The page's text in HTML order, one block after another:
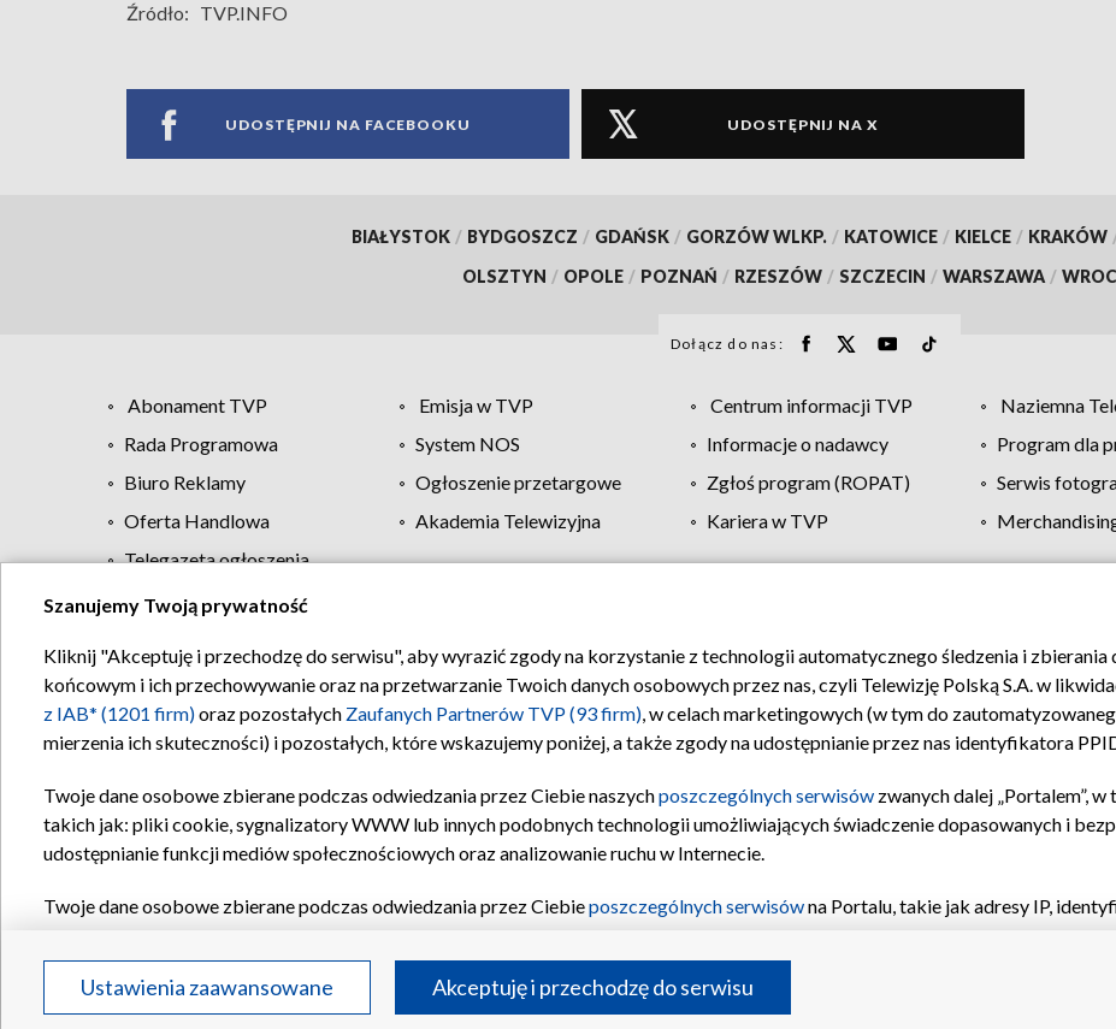
Źródło: TVP.INFO
UDOSTĘPNIJ NA FACEBOOKU UDOSTĘPNIJ NA X
BIAŁYSTOK / BYDGOSZCZ / GDAŃSK / GORZÓW WLKP. / KATOWICE / KIELCE / KRAKÓW
OLSZTYN / OPOLE / POZNAŃ / RZESZÓW / SZCZECIN / WARSZAWA /
Dołącz do nas:
Abonament TVP Emisja w TVP Centrum informacji TVP Naziemna
Rada Programowa
System NOS Informacje o nadawcy
Program dla
Biuro Reklamy
Ogłoszenie przetargowe Zgłoś program (ROPAT)
Serwis
Oferta Handlowa
Akademia Telewizyjna Kariera w TVP
Telegazeta ogłoszenia
Regulamin TVP Polityka prywatności Moje zgody Pomoc Biuro
Szanujemy Twoją prywatność
Kliknij "Akceptuję i przechodzę do serwisu", aby wyrazić zgody na korzystanie z technologii automatycznego śledzenia i
końcowym i ich przechowywanie oraz na przetwarzanie Twoich danych osobowych przez nas, czyli Telewizję Polską S.A. w
z IAB* (1201 firm)oraz pozostałych Zaufanych Partnerów TVP (93 firm), w celach marketingowych (w tym do
mierzenia ich skuteczności) i pozostałych, które wskazujemy poniżej, a także zgody na udostępnianie przez nas identyfikatora
Twoje dane osobowe zbierane podczas odwiedzania przez Ciebie naszychposzczególnych serwisów zwanych dalej „Portalem”,
takich jak: pliki cookie, sygnalizatory WWW lub innych podobnych technologii umożliwiających świadczenie dopasowanych i
udostępnianie funkcji mediów społecznościowych oraz analizowanie ruchu w Internecie.
Twoje dane osobowe zbierane podczas odwiedzania przez Ciebieposzczególnych serwisówna Portalu, takie jak adresy IP,
Partnerów TVPdla realizacji następujących celów i funkcji: przechowywania informacji na urządzeniu lub dostęp do nich, wyboru
reklam, tworzenia profilu spersonalizowanych reklam, tworzenia profilu spersonalizowanych treści, wyboru spersonalizowanych
treści, stosowania badań rynkowych w celu generowania opinii odbiorców, opracowywania i ulepszania produktów, zapewnienia
Ustawienia zaawansowane Akceptuję i przechodzę do serwisu